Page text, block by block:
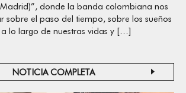
Madrid)”, donde la banda colombiana nos
sobre el paso del tiempo, sobre los sueños
lo largo de nuestras vidas y […]
NOTICIA COMPLETA